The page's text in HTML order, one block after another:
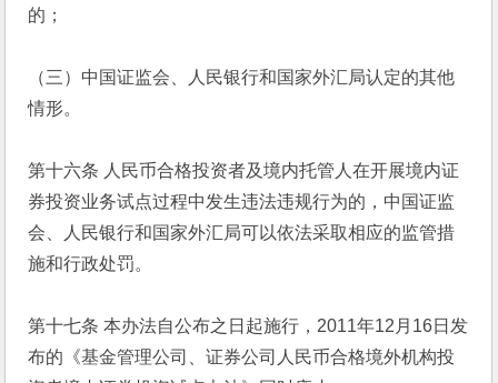
的；
（三）中国证监会、人民银行和国家外汇局认定的其他
情形。
第十六条 人民币合格投资者及境内托管人在开展境内证
券投资业务试点过程中发生违法违规行为的，中国证监
会、人民银行和国家外汇局可以依法采取相应的监管措
施和行政处罚。
第十七条 本办法自公布之日起施行，2011年12月16日发
布的《基金管理公司、证券公司人民币合格境外机构投